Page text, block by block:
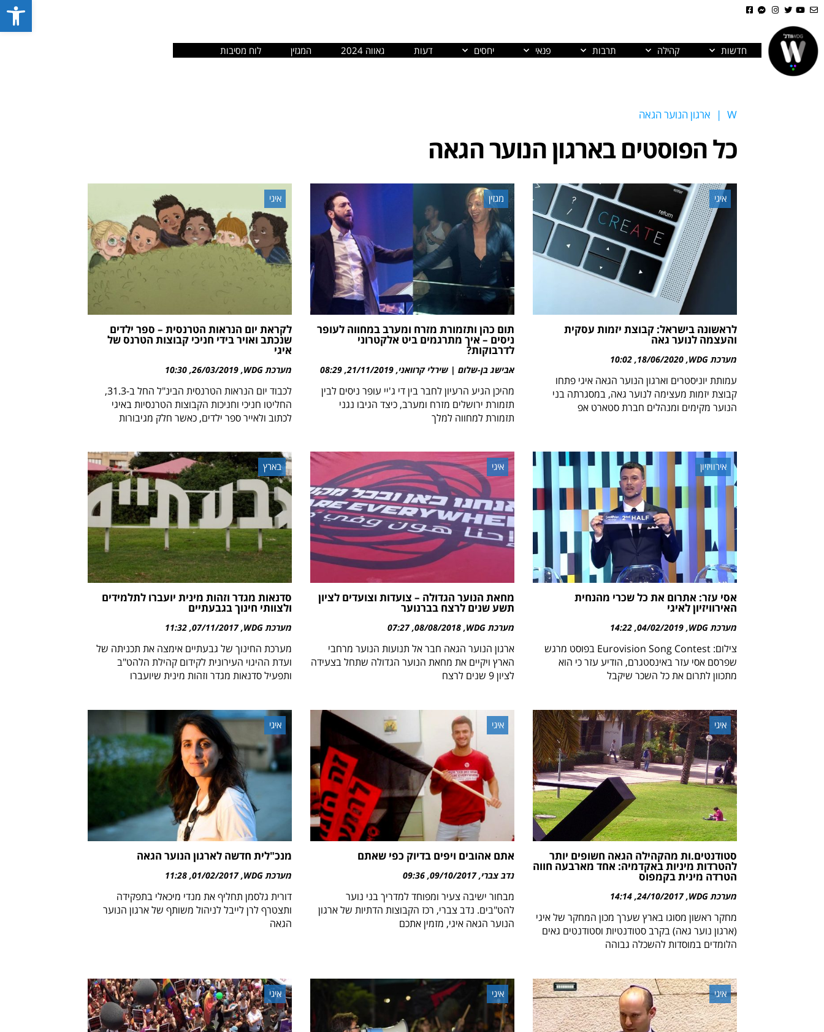
חדשות קהילה תרבות פנאי יחסים דעות גאווה 2024 המגזין לוח מסיבות
W
| ארגון הנוער הגאה
כל הפוסטים בארגון הנוער הגאה
איגי
לראשונה בישראל: קבוצת יזמות עסקית
והעצמה לנוער גאה
מערכת WDG 18/06/2020
10:02
עמותת יוניסטרים וארגון הנוער הגאה איגי פתחו
קבוצת יזמות מעצימה לנוער גאה, במסגרתה בני
הנוער מקימים ומנהלים חברת סטארט אפ
מגזין
תום כהן ותזמורת מזרח ומערב במחווה לעופר
ניסים – איך מתרגמים ביט אלקטרוני
לדרבוקות?
אבישג בן-שלום | שירלי קרוואני 21/11/2019
08:29
מהיכן הגיע הרעיון לחבר בין די ג'יי עופר ניסים לבין
תזמורת ירושלים מזרח ומערב, כיצד הגיבו נגני
תזמורת למחווה למלך
איגי
לקראת יום הנראות הטרנסית – ספר ילדים
שנכתב ואויר בידי חניכי קבוצות הטרנס של
איגי
מערכת WDG 26/03/2019
10:30
לכבוד יום הנראות הטרנסית הבינ"ל החל ב-31.3,
החליטו חניכי וחניכות הקבוצות הטרנסיות באיגי
לכתוב ולאייר ספר ילדים, כאשר חלק מגיבורות
אירוויזיון
אסי עזר: אתרום את כל שכרי מהנחית
האירוויזיון לאיגי
מערכת WDG 04/02/2019
14:22
צילום: Eurovision Song Contest בפוסט מרגש
שפרסם אסי עזר באינסטגרם, הודיע עזר כי הוא
מתכוון לתרום את כל השכר שיקבל
איגי
מחאת הנוער הגדולה – צועדות וצועדים לציון
תשע שנים לרצח בברנוער
מערכת WDG 08/08/2018
07:27
ארגון הנוער הגאה חבר אל תנועות הנוער מרחבי
הארץ ויקיים את מחאת הנוער הגדולה שתחל בצעידה
לציון 9 שנים לרצח
בארץ
סדנאות מגדר וזהות מינית יועברו לתלמידים
ולצוותי חינוך בגבעתיים
מערכת WDG 07/11/2017
11:32
מערכת החינוך של גבעתיים אימצה את תכניתה של
ועדת ההיגוי העירונית לקידום קהילת הלהט"ב
ותפעיל סדנאות מגדר וזהות מינית שיועברו
איגי
סטודנטים.ות מהקהילה הגאה חשופים יותר
להטרדות מיניות באקדמיה: אחד מארבעה חווה
הטרדה מינית בקמפוס
מערכת WDG 24/10/2017
14:14
מחקר ראשון מסוגו בארץ שערך מכון המחקר של איגי
(ארגון נוער גאה) בקרב סטודנטיות וסטודנטים גאים
הלומדים במוסדות להשכלה גבוהה
איגי
אתם אהובים ויפים בדיוק כפי שאתם
נדב צברי 09/10/2017
09:36
מבחור ישיבה צעיר ומפוחד למדריך בני נוער
להט"בים. נדב צברי, רכז הקבוצות הדתיות של ארגון
הנוער הגאה איגי, מזמין אתכם
איגי
מנכ"לית חדשה לארגון הנוער הגאה
מערכת WDG 01/02/2017
11:28
דורית גלסמן תחליף את מנדי מיכאלי בתפקידה
ותצטרף לרן לייבל לניהול משותף של ארגון הנוער
הגאה
איגי איגי איגי